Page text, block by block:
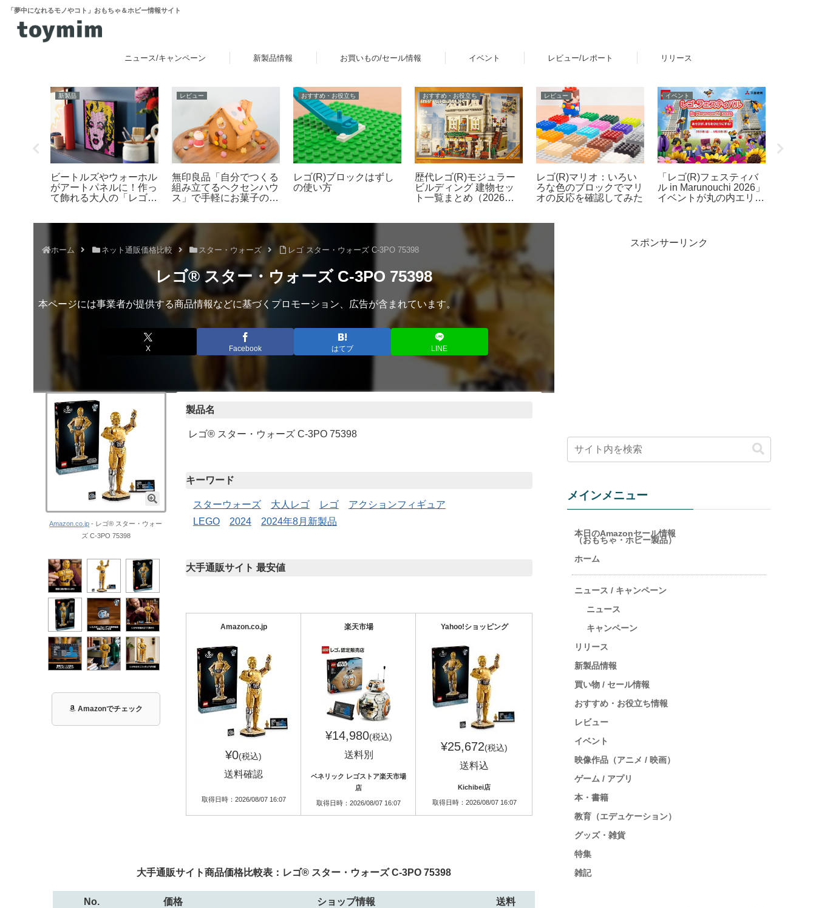
「夢中になれるモノやコト」おもちゃ＆ホビー情報サイト
ニュース/キャンペーン 新製品情報 お買いもの/セール情報 イベント レビュー/レポート リリース
新製品
「たまごっち」新シリー
ズ「Tamagotchi
Paradise（たまごっちパ
ニュース
レゴ(R)公式オンライン
ストアで2026年「スタ
ー・ウォーズの日」イベ
ゼントやUCS新作発売
など 5月1日～6日
レビュー
レゴ(R)ミニフィギュア
（ミニフィグ）の足の長
新製品
レゴ(R)ワンピースより
Netflix シリーズ実写版
「ONE PIECE」シーズ
場！【4月9日予約開始・
8月1日発売】
ニュース
キャラクターとぷにぷに
コミュニケーションが楽
しめるタカラトミーの液
ターズを「ぷにるんず」
おすすめ・お役立ち
お子さまへの初めてのレ
ゴ(R)ブロックは「4+」
をチェック。4歳からの
ホーム ネット通販価格比較 スター・ウォーズ レゴ スター・ウォーズ C-3PO 75398
レゴ® スター・ウォーズ C-3PO 75398
本ページには事業者が提供する商品情報などに基づくプロモーション、広告が含まれています。
X Facebook はてブ LINE
Amazon.co.jp - レゴ® スター・ウォー
ズ C-3PO 75398
Amazonでチェック
製品名
レゴ® スター・ウォーズ C-3PO 75398
キーワード
スターウォーズ 大人レゴ レゴ
アクションフィギュア
LEGO
2024 2024年8月新製品
大手通販サイト 最安値
Amazon.co.jp
¥0(税込)
送料確認
取得日時：2026/08/07 16:07
楽天市場
¥14,980(税込)
送料別
ベネリック レゴストア楽天市場
店
取得日時：2026/08/07 16:07
Yahoo!ショッピング
¥25,672(税込)
送料込
Kichibei店
取得日時：2026/08/07 16:07
大手通販サイト商品価格比較表：レゴ® スター・ウォーズ C-3PO 75398
No. 価格 ショップ情報 送料
スポンサーリンク
メインメニュー
本日のAmazonセール情報
（おもちゃ・ホビー製品）
ホーム
ニュース / キャンペーン
ニュース
キャンペーン
リリース
新製品情報
買い物 / セール情報
おすすめ・お役立ち情報
レビュー
イベント
映像作品（アニメ / 映画）
ゲーム / アプリ
本・書籍
教育（エデュケーション）
グッズ・雑貨
特集
雑記